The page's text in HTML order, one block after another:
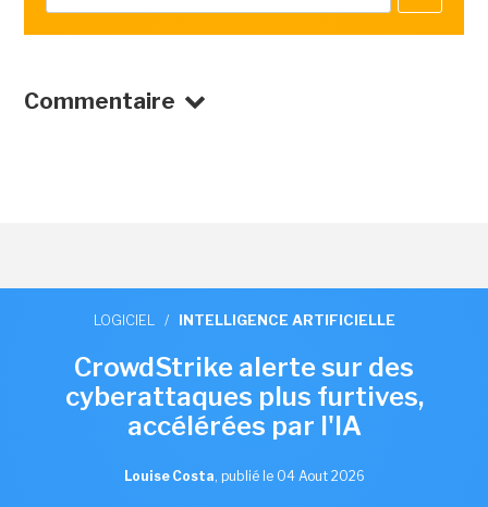
Commentaire
LOGICIEL / INTELLIGENCE ARTIFICIELLE
CrowdStrike alerte sur des
cyberattaques plus furtives,
accélérées par l'IA
Louise Costa, publié le 04 Aout 2026